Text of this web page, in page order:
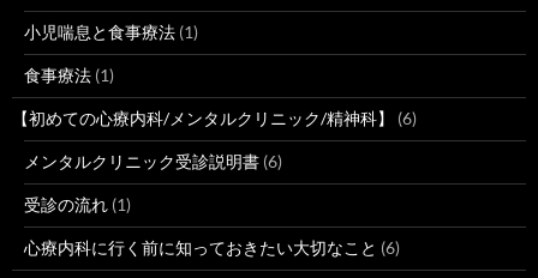
小児喘息と食事療法 (1)
食事療法 (1)
【初めての心療内科/メンタルクリニック/精神科】 (6)
メンタルクリニック受診説明書 (6)
受診の流れ (1)
心療内科に行く前に知っておきたい大切なこと (6)